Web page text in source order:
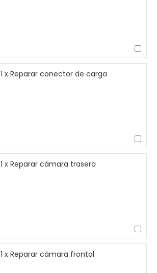
1 x Reparar conector de carga
1 x Reparar cámara trasera
1 x Reparar cámara frontal